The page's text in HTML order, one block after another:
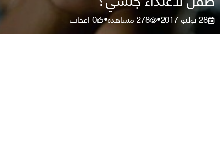
28 يوليو 2017 •
278مشاهدة•
0اعجاب